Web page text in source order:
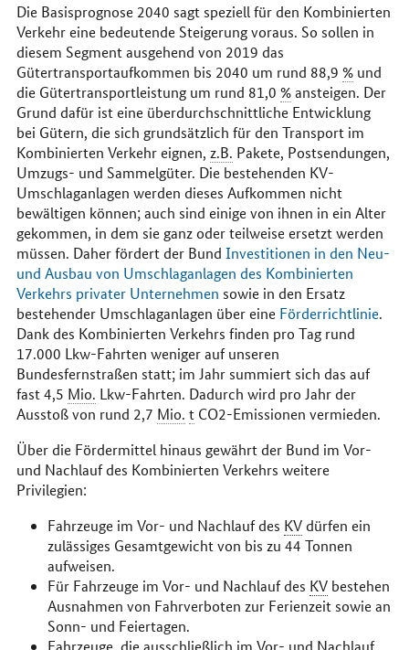
Die Basisprognose 2040 sagt speziell für den Kombinierten
Verkehr eine bedeutende Steigerung voraus. So sollen in
diesem Segment ausgehend von 2019 das
Gütertransportaufkommen bis 2040 um rund 88,9 %und
die Gütertransportleistung um rund 81,0 %ansteigen. Der
Grund dafür ist eine überdurchschnittliche Entwicklung
bei Gütern, die sich grundsätzlich für den Transport im
Kombinierten Verkehr eignen, z.B. Pakete, Postsendungen,
Umzugs- und Sammelgüter. Die bestehenden KV-
Umschlaganlagen werden dieses Aufkommen nicht
bewältigen können; auch sind einige von ihnen in ein Alter
gekommen, in dem sie ganz oder teilweise ersetzt werden
müssen. Daher fördert der Bund Investitionen in den Neu-
und Ausbau von Umschlaganlagen des Kombinierten
Verkehrs privater Unternehmen sowie in den Ersatz
bestehender Umschlaganlagen über eine Förderrichtlinie.
Dank des Kombinierten Verkehrs finden pro Tag rund
17.000 Lkw-Fahrten weniger auf unseren
Bundesfernstraßen statt; im Jahr summiert sich das auf
fast 4,5 Mio. Lkw-Fahrten. Dadurch wird pro Jahr der
Ausstoß von rund 2,7 Mio. tCO2-Emissionen vermieden.
Über die Fördermittel hinaus gewährt der Bund im Vor-
und Nachlauf des Kombinierten Verkehrs weitere
Privilegien:
Fahrzeuge im Vor- und Nachlauf des KVdürfen ein
zulässiges Gesamtgewicht von bis zu 44 Tonnen
aufweisen.
Für Fahrzeuge im Vor- und Nachlauf des KVbestehen
Ausnahmen von Fahrverboten zur Ferienzeit sowie an
Sonn- und Feiertagen.
Fahrzeuge, die ausschließlich im Vor- und Nachlauf